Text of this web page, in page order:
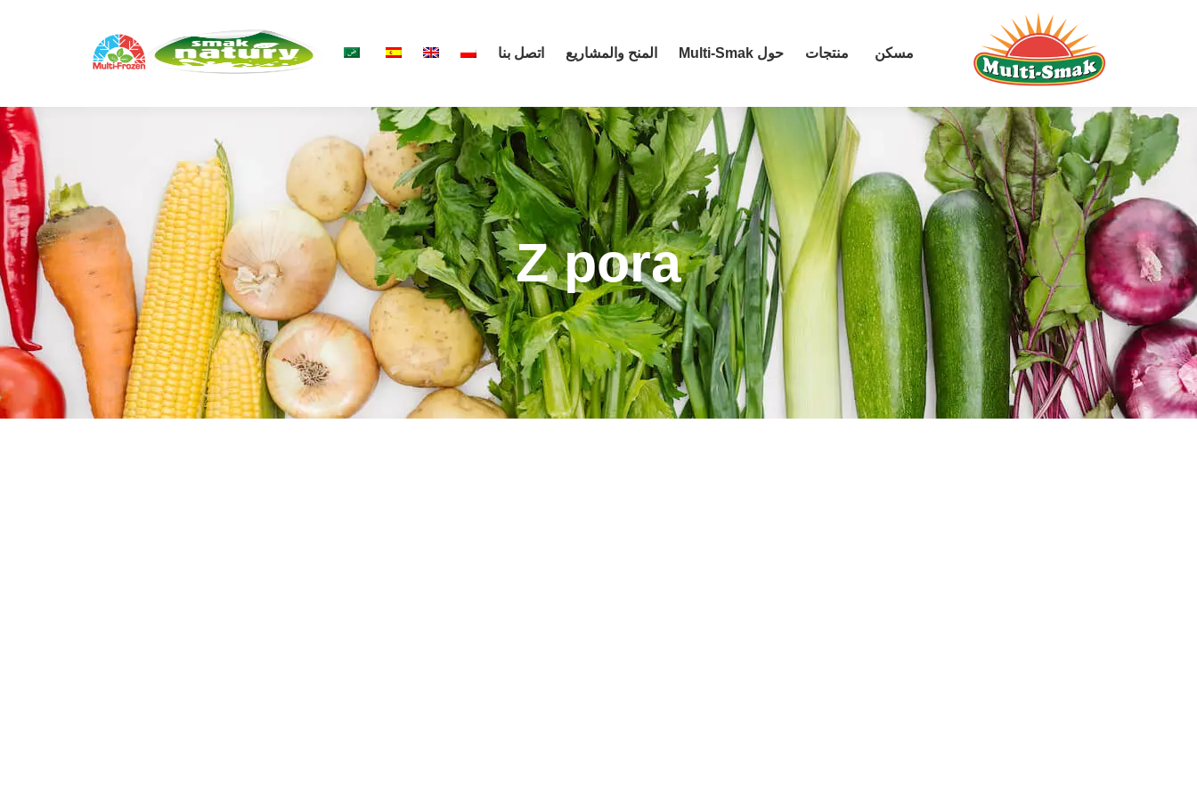
مسكن منتجات حول Multi-Smak المنح والمشاريع اتصل بنا
Z pora